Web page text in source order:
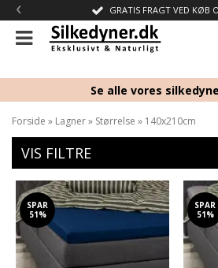
GRATIS FRAGT VED KØB
‹
Se alle vores
Forside » Lagner» Størrelse » 140x210cm
VIS FILTRE
SPAR
51%
SPAR
51%